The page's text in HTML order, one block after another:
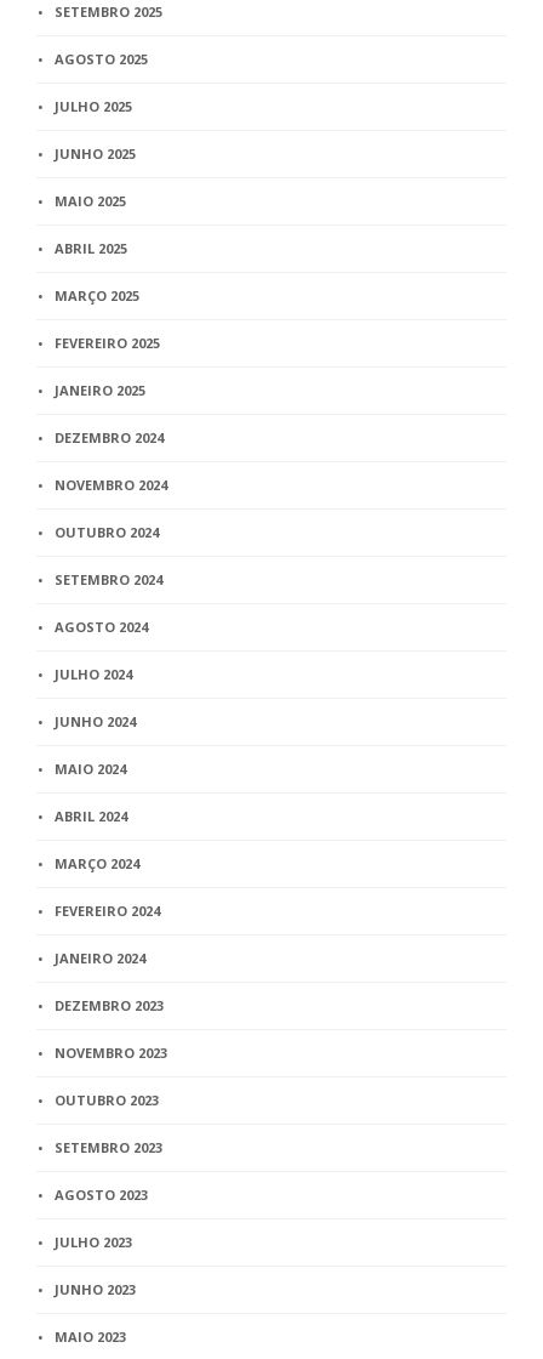
SETEMBRO 2025
AGOSTO 2025
JULHO 2025
JUNHO 2025
MAIO 2025
ABRIL 2025
MARÇO 2025
FEVEREIRO 2025
JANEIRO 2025
DEZEMBRO 2024
NOVEMBRO 2024
OUTUBRO 2024
SETEMBRO 2024
AGOSTO 2024
JULHO 2024
JUNHO 2024
MAIO 2024
ABRIL 2024
MARÇO 2024
FEVEREIRO 2024
JANEIRO 2024
DEZEMBRO 2023
NOVEMBRO 2023
OUTUBRO 2023
SETEMBRO 2023
AGOSTO 2023
JULHO 2023
JUNHO 2023
MAIO 2023